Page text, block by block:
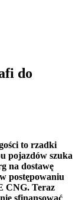
do
to rzadki
pojazdów szuka
na dostawę
postępowaniu
CNG. Teraz
sfinansować